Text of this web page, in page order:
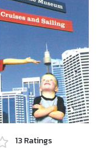
13Ratings